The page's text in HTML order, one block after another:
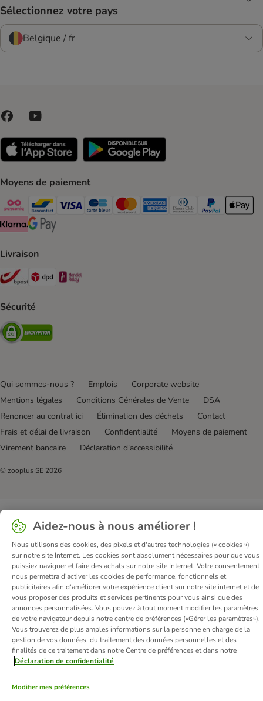
Sélectionnez votre pays
Belgique / fr
Moyens de paiement
Payconiq Payment Method
bancontact Payment Method
Visa Payment Method
carte bleue Payment Method
Master card Payment Method
American express Payment
Diners club Payment
Paypal Payment
Apple
Klarna Payment Method
Google Pay Payment Method
Livraison
Bpost Shipping Method
DPD Shipping Method
Sécurité
Security
Qui sommes-nous ? Emplois
Corporate website
Mentions légales
Conditions Générales de Vente
DSA
Renoncer au contrat ici
Élimination des déchets
Contact
Frais et délai de livraison
Confidentialité
Moyens de paiement
Virement bancaire
Déclaration d'accessibilité
© zooplus SE 2026
Aidez-nous à nous améliorer !
Nous utilisons des cookies, des pixels et d'autres technologies (« cookies »)
sur notre site Internet. Les cookies sont absolument nécessaires pour que vous
puissiez naviguer et faire des achats sur notre site Internet. Votre consentement
nous permettra d'activer les cookies de performance, fonctionnels et
publicitaires afin d'améliorer votre expérience client sur notre site internet et de
vous proposer des produits et services pertinents pour vous ainsi que des
annonces personnalisées. Vous pouvez à tout moment modifier les paramètres
de votre navigateur depuis notre centre de préférences («Gérer les paramètres»).
Vous trouverez de plus amples informations sur la personne en charge de la
gestion de vos données, du traitement des données personnelles et des
finalités de ce traitement dans notre Centre de préférences et dans notre
Déclaration de confidentialité
Modifier mes préférences